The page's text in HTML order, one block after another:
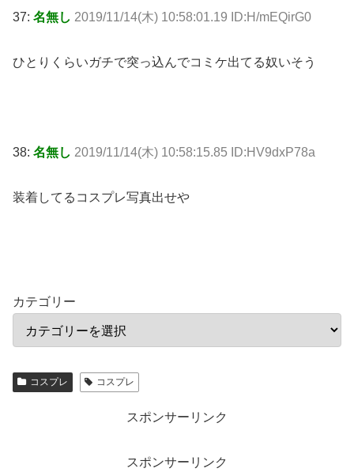
37: 名無し 2019/11/14(木) 10:58:01.19 ID:H/mEQirG0
ひとりくらいガチで突っ込んでコミケ出てる奴いそう
38: 名無し 2019/11/14(木) 10:58:15.85 ID:HV9dxP78a
装着してるコスプレ写真出せや
カテゴリー
コスプレ コスプレ
スポンサーリンク
スポンサーリンク